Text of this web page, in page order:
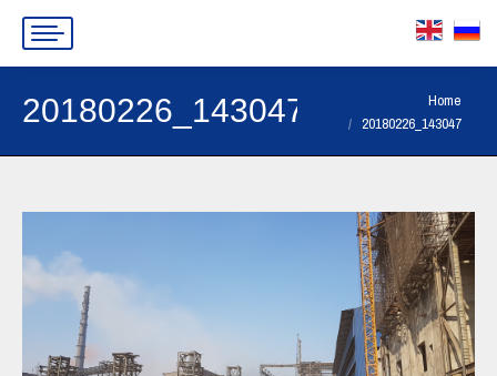
20180226_143047
Home
20180226_143047